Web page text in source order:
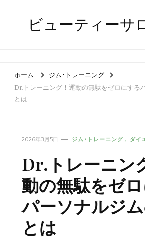
ビューティーサ
ホーム
ジム･トレーニング
Dr.トレーニング！運動の無駄をゼロにする
とは
2026年3月5日 ジム･トレーニング ダイ
Dr.トレーニン
動の無駄をゼ
パーソナルジ
とは